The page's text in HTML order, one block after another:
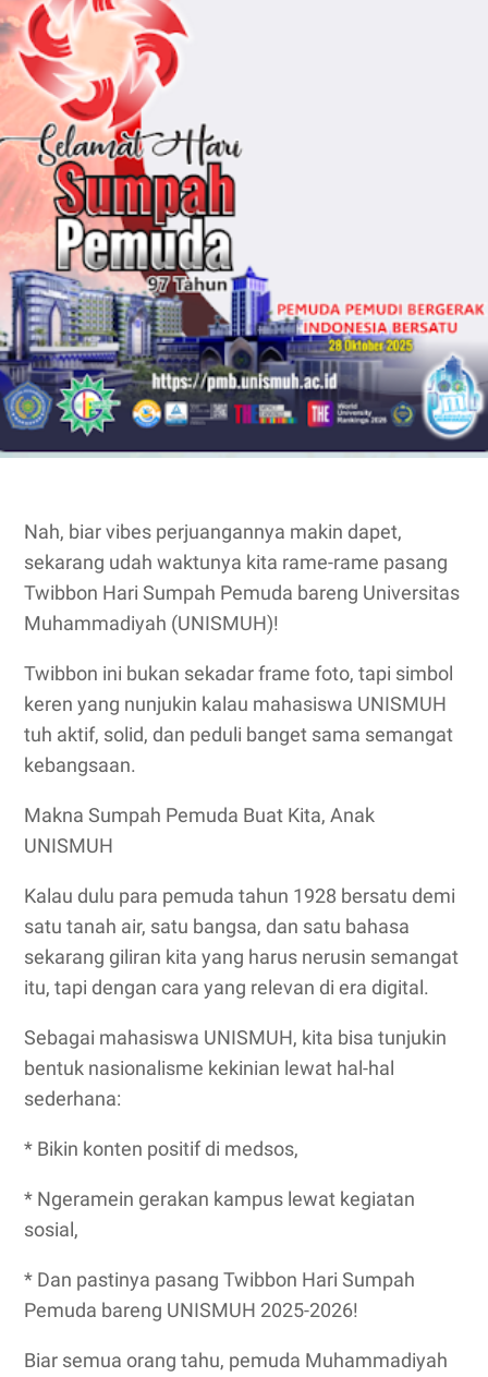
Nah, biar vibes perjuangannya makin dapet,
sekarang udah waktunya kita rame-rame pasang
Twibbon Hari Sumpah Pemuda bareng Universitas
Muhammadiyah (UNISMUH)!
Twibbon ini bukan sekadar frame foto, tapi simbol
keren yang nunjukin kalau mahasiswa UNISMUH
tuh aktif, solid, dan peduli banget sama semangat
kebangsaan.
Makna Sumpah Pemuda Buat Kita, Anak
UNISMUH
Kalau dulu para pemuda tahun 1928 bersatu demi
satu tanah air, satu bangsa, dan satu bahasa
sekarang giliran kita yang harus nerusin semangat
itu, tapi dengan cara yang relevan di era digital.
Sebagai mahasiswa UNISMUH, kita bisa tunjukin
bentuk nasionalisme kekinian lewat hal-hal
sederhana:
* Bikin konten positif di medsos,
* Ngeramein gerakan kampus lewat kegiatan
sosial,
* Dan pastinya pasang Twibbon Hari Sumpah
Pemuda bareng UNISMUH 2025-2026!
Biar semua orang tahu, pemuda Muhammadiyah